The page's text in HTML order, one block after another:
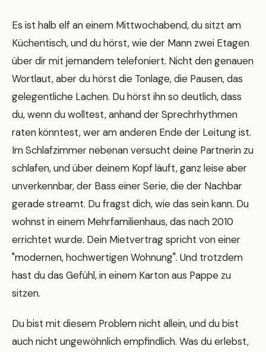
Es ist halb elf an einem Mittwochabend, du sitzt am
Küchentisch, und du hörst, wie der Mann zwei Etagen
über dir mit jemandem telefoniert. Nicht den genauen
Wortlaut, aber du hörst die Tonlage, die Pausen, das
gelegentliche Lachen. Du hörst ihn so deutlich, dass
du, wenn du wolltest, anhand der Sprechrhythmen
raten könntest, wer am anderen Ende der Leitung ist.
Im Schlafzimmer nebenan versucht deine Partnerin zu
schlafen, und über deinem Kopf läuft, ganz leise aber
unverkennbar, der Bass einer Serie, die der Nachbar
gerade streamt. Du fragst dich, wie das sein kann. Du
wohnst in einem Mehrfamilienhaus, das nach 2010
errichtet wurde. Dein Mietvertrag spricht von einer
"modernen, hochwertigen Wohnung". Und trotzdem
hast du das Gefühl, in einem Karton aus Pappe zu
sitzen.
Du bist mit diesem Problem nicht allein, und du bist
auch nicht ungewöhnlich empfindlich. Was du erlebst,